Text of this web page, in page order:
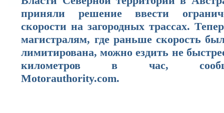
приняли решение ввести
скорости на загородных трассах.
магистралям, где раньше скорость
лимитирована, можно ездить не
километров в час,
Motorauthority.com.